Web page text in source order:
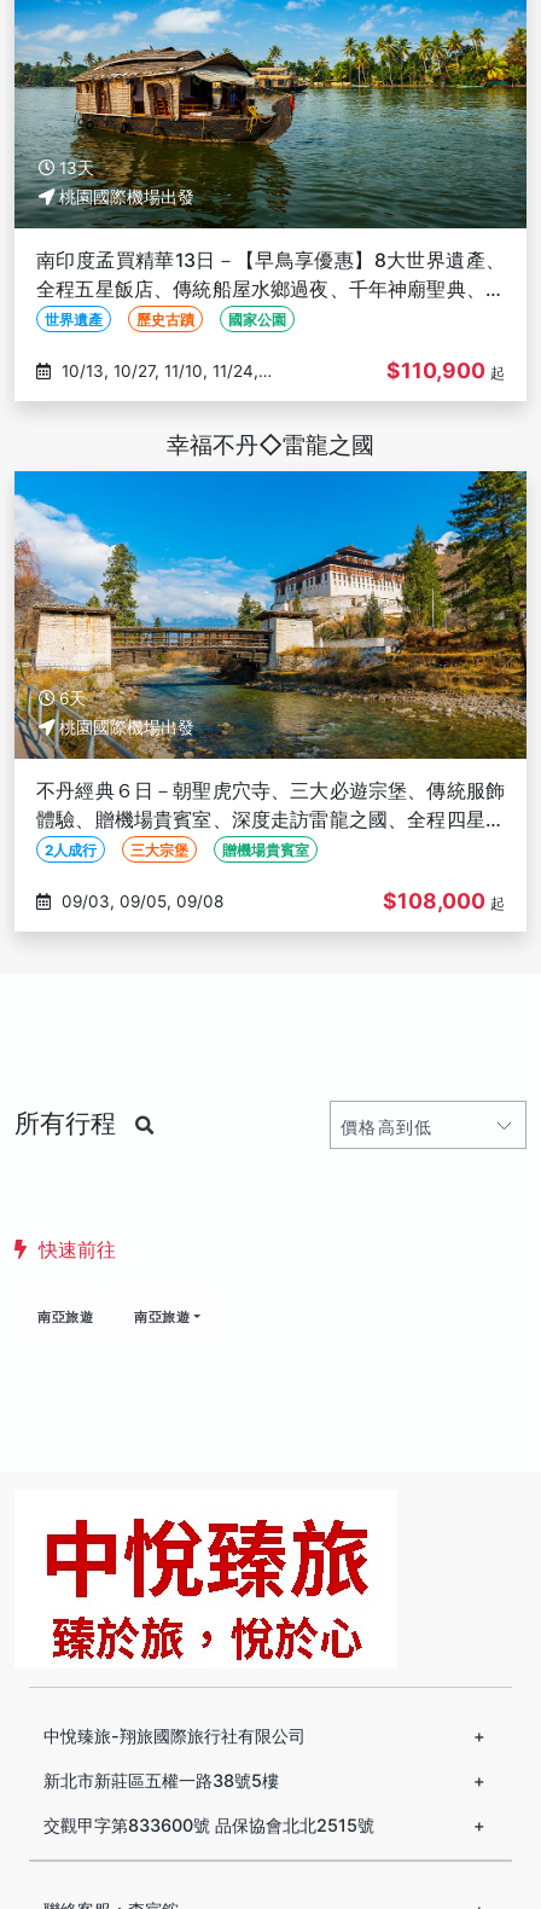
13天
桃園國際機場出發
南印度孟買精華13日－【早鳥享優惠】8大世界遺產、
全程五星飯店、傳統船屋水鄉過夜、千年神廟聖典、喀
拉拉香料之旅
世界遺產 歷史古蹟 國家公園
12/08
$110,900 起
幸福不丹◇雷龍之國
6天
桃園國際機場出發
不丹經典６日－朝聖虎穴寺、三大必遊宗堡、傳統服飾
體驗、贈機場貴賓室、深度走訪雷龍之國、全程四星酒
店【２人成行】
2人成行 三大宗堡 贈機場貴賓室
09/03, 09/05, 09/08 $108,000 起
所有行程
快速前往
南亞旅遊 南亞旅遊
中悅臻旅-翔旅國際旅行社有限公司
新北市新莊區五權一路38號5樓
交觀甲字第833600號 品保協會北北2515號